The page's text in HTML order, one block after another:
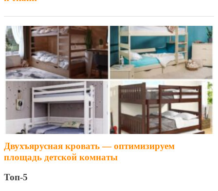
Двухъярусная кровать — оптимизируем
площадь детской комнаты
Топ-5